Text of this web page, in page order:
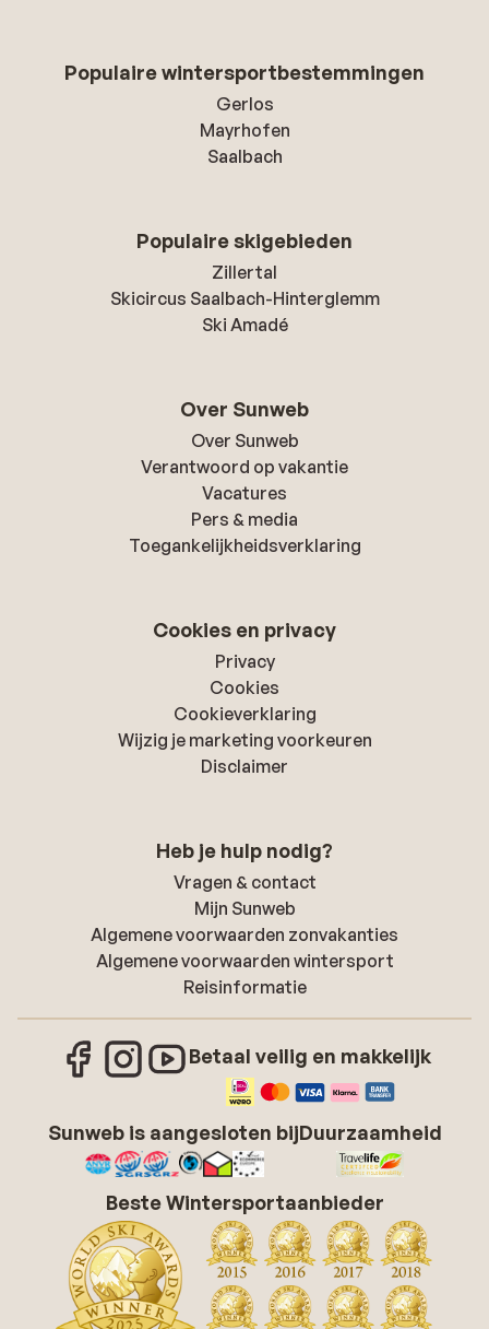
Populaire wintersportbestemmingen
Gerlos
Mayrhofen
Saalbach
Populaire skigebieden
Zillertal
Skicircus Saalbach-Hinterglemm
Ski Amadé
Over Sunweb
Over Sunweb
Verantwoord op vakantie
Vacatures
Pers & media
Toegankelijkheidsverklaring
Cookies en privacy
Privacy
Cookies
Cookieverklaring
Wijzig je marketing voorkeuren
Disclaimer
Heb je hulp nodig?
Vragen & contact
Mijn Sunweb
Algemene voorwaarden zonvakanties
Algemene voorwaarden wintersport
Reisinformatie
Betaal veilig en makkelijk
Sunweb is aangesloten bijDuurzaamheid
Beste Wintersportaanbieder